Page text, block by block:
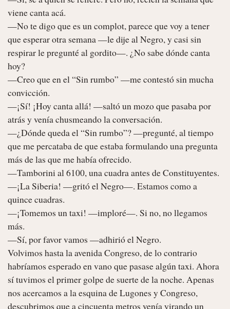
viene canta acá.
—No te digo que es un complot, parece que voy a tener
que esperar otra semana —le dije al Negro, y casi sin
respirar le pregunté al gordito—. ¿No sabe dónde canta
hoy?
—Creo que en el “Sin rumbo” —me contestó sin mucha
convicción.
—¡Sí! ¡Hoy canta allá! —saltó un mozo que pasaba por
atrás y venía chusmeando la conversación.
—¿Dónde queda el “Sin rumbo”? —pregunté, al tiempo
que me percataba de que estaba formulando una pregunta
más de las que me había ofrecido.
—Tamborini al 6100, una cuadra antes de Constituyentes.
—¡La Siberia! —gritó el Negro—. Estamos como a
quince cuadras.
—¡Tomemos un taxi! —imploré—. Si no, no llegamos
más.
—Sí, por favor vamos —adhirió el Negro.
Volvimos hasta la avenida Congreso, de lo contrario
habríamos esperado en vano que pasase algún taxi. Ahora
sí tuvimos el primer golpe de suerte de la noche. Apenas
nos acercamos a la esquina de Lugones y Congreso,
descubrimos que a cincuenta metros venía yirando un